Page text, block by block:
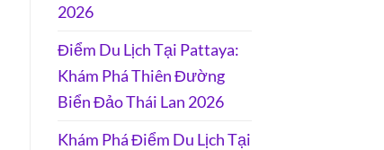
2026
Điểm Du Lịch Tại Pattaya:
Khám Phá Thiên Đường
Biển Đảo Thái Lan 2026
Khám Phá Điểm Du Lịch Tại